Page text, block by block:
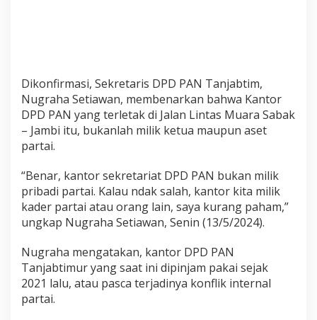
Dikonfirmasi, Sekretaris DPD PAN Tanjabtim,
Nugraha Setiawan, membenarkan bahwa Kantor
DPD PAN yang terletak di Jalan Lintas Muara Sabak
– Jambi itu, bukanlah milik ketua maupun aset
partai.
“Benar, kantor sekretariat DPD PAN bukan milik
pribadi partai. Kalau ndak salah, kantor kita milik
kader partai atau orang lain, saya kurang paham,”
ungkap Nugraha Setiawan, Senin (13/5/2024).
Nugraha mengatakan, kantor DPD PAN
Tanjabtimur yang saat ini dipinjam pakai sejak
2021 lalu, atau pasca terjadinya konflik internal
partai.